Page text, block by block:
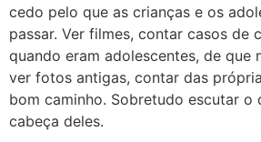
cedo pelo que as crianças e os
passar. Ver filmes, contar casos de
quando eram adolescentes, de que
ver fotos antigas, contar das
bom caminho. Sobretudo escutar o
cabeça deles.